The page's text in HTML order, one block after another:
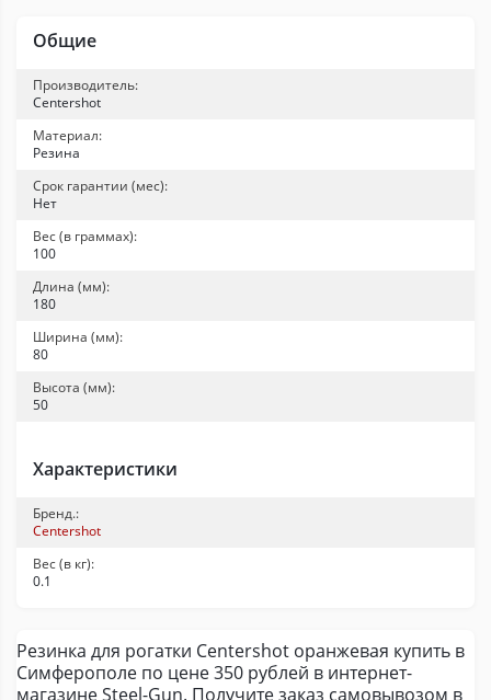
Общие
Производитель:
Centershot
Материал:
Резина
Срок гарантии (мес):
Нет
Вес (в граммах):
100
Длина (мм):
180
Ширина (мм):
80
Высота (мм):
50
Характеристики
Бренд.:
Centershot
Вес (в кг):
0.1
Резинка для рогатки Centershot оранжевая купить в
Симферополе по цене 350 рублей в интернет-
магазине Steel-Gun. Получите заказ самовывозом в